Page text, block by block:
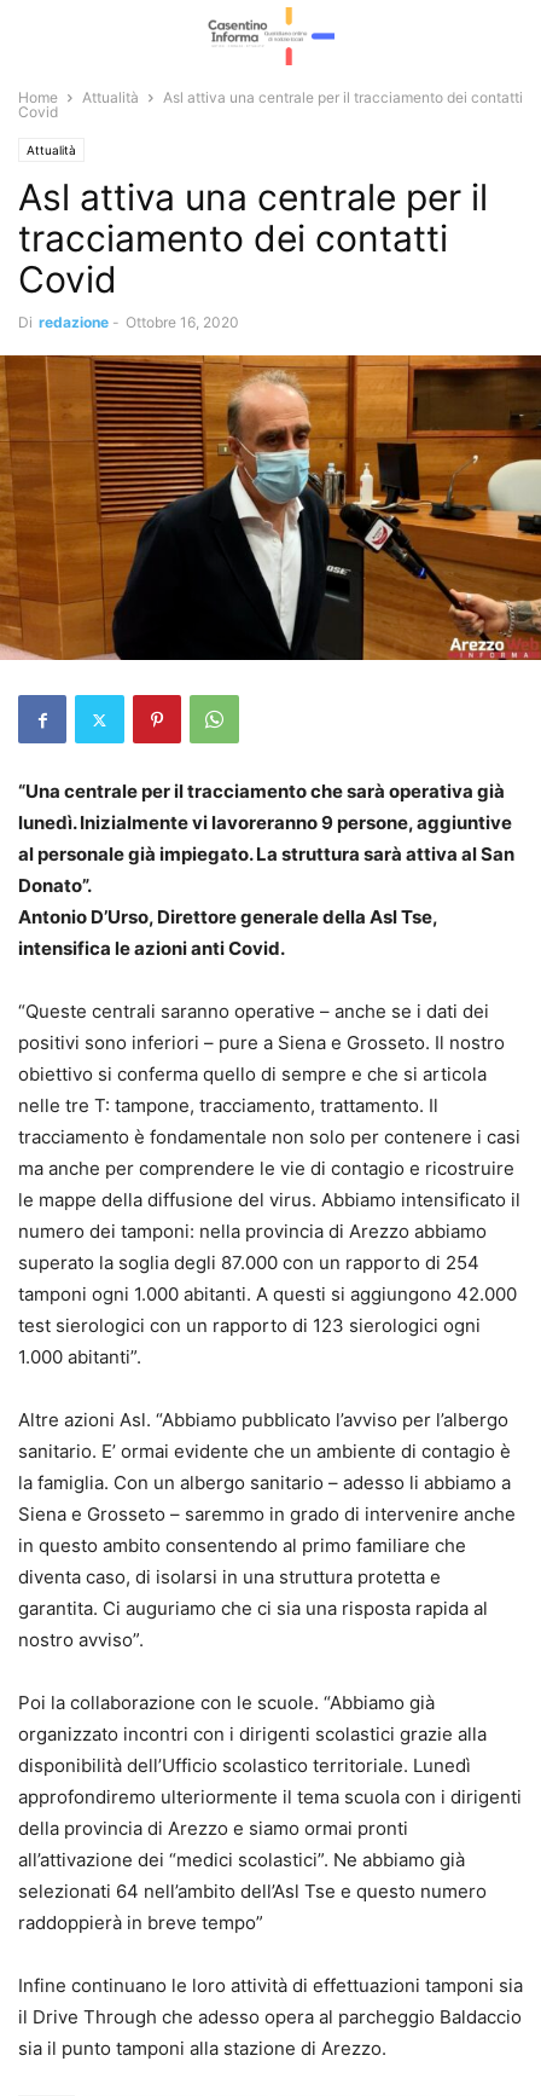
Home Attualità
Asl attiva una centrale per il tracciamento dei contatti
Covid
Attualità
Asl attiva una centrale per il
tracciamento dei contatti
Covid
Di redazione - Ottobre 16, 2020
“Una centrale per il tracciamento che sarà operativa già
lunedì. Inizialmente vi lavoreranno 9 persone, aggiuntive
al personale già impiegato. La struttura sarà attiva al San
Donato”.
Antonio D’Urso, Direttore generale della Asl Tse,
intensifica le azioni anti Covid.
“Queste centrali saranno operative – anche se i dati dei
positivi sono inferiori – pure a Siena e Grosseto. Il nostro
obiettivo si conferma quello di sempre e che si articola
nelle tre T: tampone, tracciamento, trattamento. Il
tracciamento è fondamentale non solo per contenere i casi
ma anche per comprendere le vie di contagio e ricostruire
le mappe della diffusione del virus. Abbiamo intensificato il
numero dei tamponi: nella provincia di Arezzo abbiamo
superato la soglia degli 87.000 con un rapporto di 254
tamponi ogni 1.000 abitanti. A questi si aggiungono 42.000
test sierologici con un rapporto di 123 sierologici ogni
1.000 abitanti”.
Altre azioni Asl. “Abbiamo pubblicato l’avviso per l’albergo
sanitario. E’ ormai evidente che un ambiente di contagio è
la famiglia. Con un albergo sanitario – adesso li abbiamo a
Siena e Grosseto – saremmo in grado di intervenire anche
in questo ambito consentendo al primo familiare che
diventa caso, di isolarsi in una struttura protetta e
garantita. Ci auguriamo che ci sia una risposta rapida al
nostro avviso”.
Poi la collaborazione con le scuole. “Abbiamo già
organizzato incontri con i dirigenti scolastici grazie alla
disponibilità dell’Ufficio scolastico territoriale. Lunedì
approfondiremo ulteriormente il tema scuola con i dirigenti
della provincia di Arezzo e siamo ormai pronti
all’attivazione dei “medici scolastici”. Ne abbiamo già
selezionati 64 nell’ambito dell’Asl Tse e questo numero
raddoppierà in breve tempo”
Infine continuano le loro attività di effettuazioni tamponi sia
il Drive Through che adesso opera al parcheggio Baldaccio
sia il punto tamponi alla stazione di Arezzo.